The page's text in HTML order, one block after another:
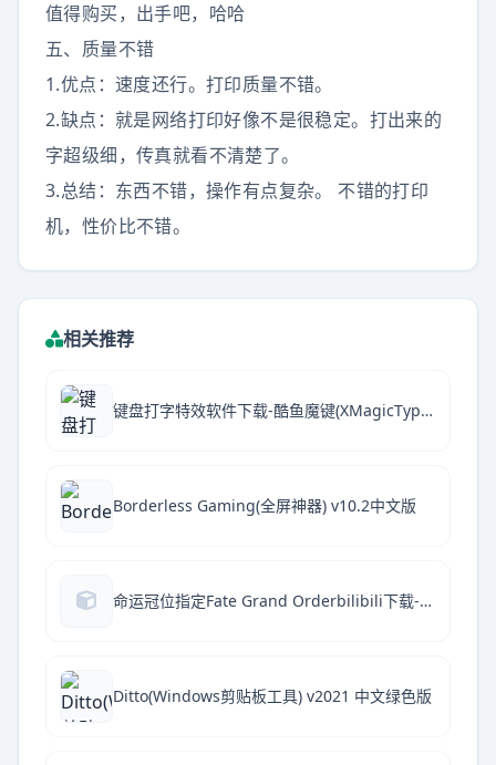
值得购买，出手吧，哈哈
五、质量不错
1.优点：速度还行。打印质量不错。
2.缺点：就是网络打印好像不是很稳定。打出来的
字超级细，传真就看不清楚了。
3.总结：东西不错，操作有点复杂。 不错的打印
机，性价比不错。
相关推荐
键盘打字特效软件下载-酷鱼魔键(XMagicTyping)V1.1.0.40 绿色版
Borderless Gaming(全屏神器) v10.2中文版
命运冠位指定Fate Grand Orderbilibili下载-Fate Grand Order哔哩哔哩版下载v2.95.0
Ditto(Windows剪贴板工具) v2021 中文绿色版